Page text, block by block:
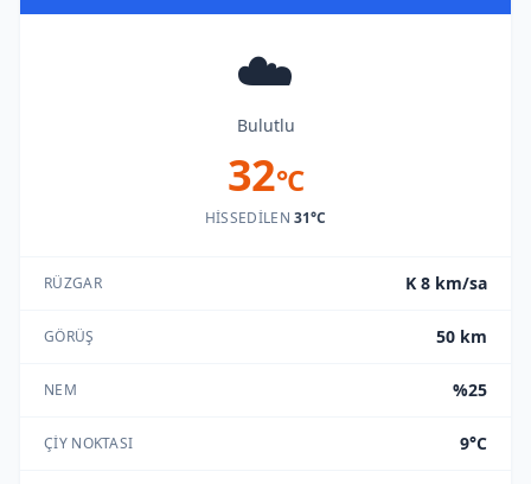
☁️
Bulutlu
32°C
HISSEDILEN31°C
RÜZGAR K 8 km/sa
GÖRÜŞ 50 km
NEM %25
ÇIY NOKTASI 9°C